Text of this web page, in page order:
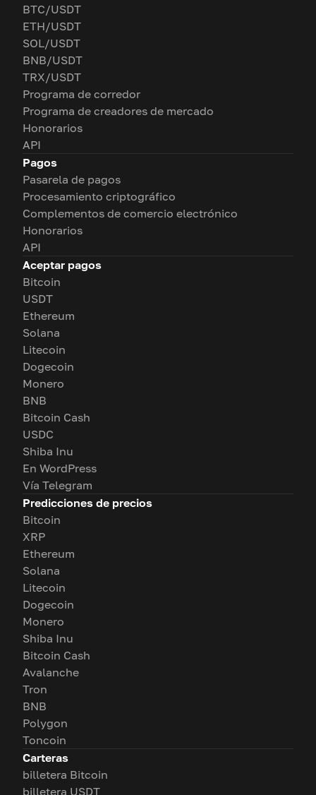
BTC/USDT
ETH/USDT
SOL/USDT
BNB/USDT
TRX/USDT
Programa de corredor
Programa de creadores de mercado
Honorarios
API
Pagos
Pasarela de pagos
Procesamiento criptográfico
Complementos de comercio electrónico
Honorarios
API
Aceptar pagos
Bitcoin
USDT
Ethereum
Solana
Litecoin
Dogecoin
Monero
BNB
Bitcoin Cash
USDC
Shiba Inu
En WordPress
Vía Telegram
Predicciones de precios
Bitcoin
XRP
Ethereum
Solana
Litecoin
Dogecoin
Monero
Shiba Inu
Bitcoin Cash
Avalanche
Tron
BNB
Polygon
Toncoin
Carteras
billetera Bitcoin
billetera USDT